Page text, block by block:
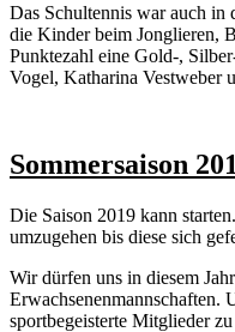
Das Schultennis war auch in
die Kinder beim Jonglieren,
Punktezahl eine Gold-,
Vogel, Katharina Vestweber
Sommersaison
Die Saison 2019 kann
umzugehen bis diese sich
Wir dürfen uns in diesem
Erwachsenenmannschaften.
sportbegeisterte Mitglieder